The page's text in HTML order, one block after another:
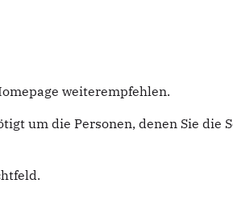
weiterempfehlen.
um die Personen, denen Sie